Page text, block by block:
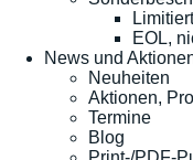
EOL,
News und
Neuheiten
Aktionen,
Termine
Blog